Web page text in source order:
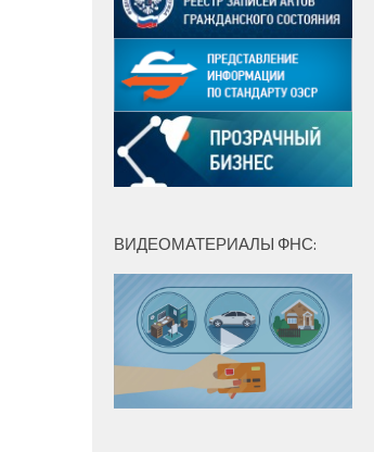
ВИДЕОМАТЕРИАЛЫ ФНС: